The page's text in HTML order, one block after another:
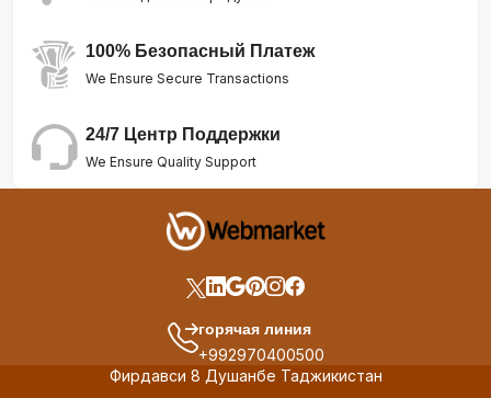
100% Безопасный Платеж
We Ensure Secure Transactions
24/7 Центр Поддержки
We Ensure Quality Support
горячая линия
+992970400500
Фирдавси 8 Душанбе Таджикистан